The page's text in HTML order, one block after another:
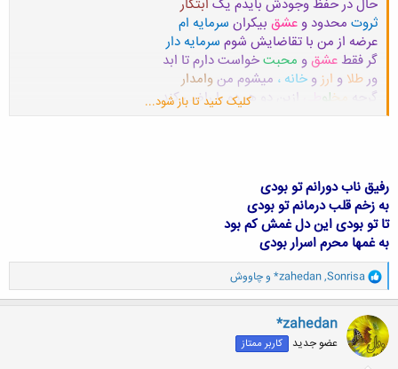
حال در حفظ وجودش بایدم یک ابتکار
ثروت محدود و عشق بیکران سرمایه ام
عرضه از من با تقاضایش شوم سرمایه دار
گر فقط عشقو محبتخواست دارم تا ابد
ور طلا و ارز و خانه ، میشوم من وامدار
گرچه مخلو
ازین دو هر دو را راضی کند
کلیک کنید تا باز شود...
رفیق ناب دورانم تو بودی
به زخم قلب درمانم تو بودی
تا تو بودی این دل غمش کم بود
به غمها محرم اسرار بودی
و
ا
ک
ن
ش
ه
ا
Sonrisa
,
*zahedan وچاووش
*zahedan
عضو جدید کاربر ممتاز